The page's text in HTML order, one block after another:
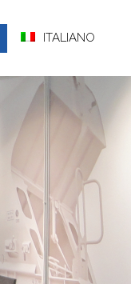
ITALIANO